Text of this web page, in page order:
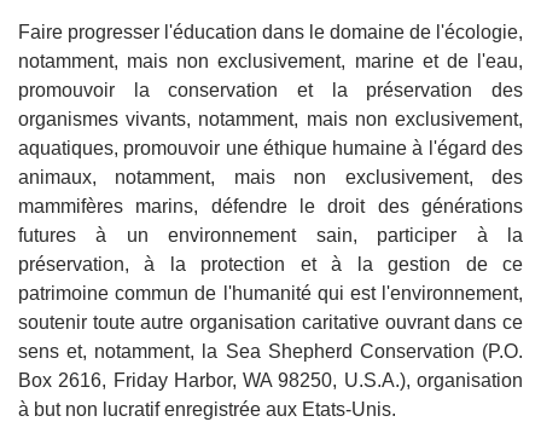
Faire progresser l'éducation dans le domaine de l'écologie,
notamment, mais non exclusivement, marine et de l'eau,
promouvoir la conservation et la préservation des
organismes vivants, notamment, mais non exclusivement,
aquatiques, promouvoir une éthique humaine à l'égard des
animaux, notamment, mais non exclusivement, des
mammifères marins, défendre le droit des générations
futures à un environnement sain, participer à la
préservation, à la protection et à la gestion de ce
patrimoine commun de l'humanité qui est l'environnement,
soutenir toute autre organisation caritative ouvrant dans ce
sens et, notamment, la Sea Shepherd Conservation (P.O.
Box 2616, Friday Harbor, WA 98250, U.S.A.), organisation
à but non lucratif enregistrée aux Etats-Unis.